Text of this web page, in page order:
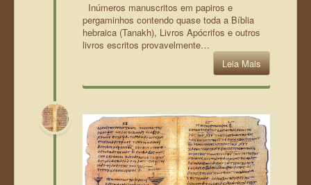
Inúmeros manuscritos em papiros e
pergaminhos contendo quase toda a Bíblia
hebraica (Tanakh), Livros Apócrifos e outros
livros escritos provavelmente…
Leia Mais